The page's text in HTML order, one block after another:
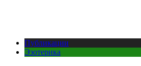
Публикации
Эзотерика